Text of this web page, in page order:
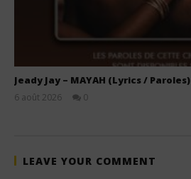
Jeady Jay – MAYAH (Lyrics / Paroles)
6 août 2026
0
LEAVE YOUR COMMENT